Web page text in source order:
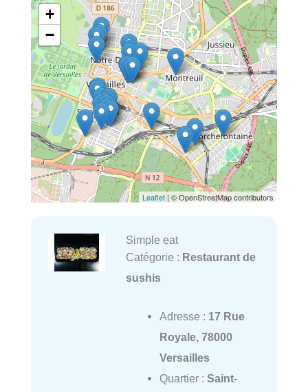
+
−
Leaflet| © OpenStreetMap contributors
Simple eat
Catégorie : Restaurant de
sushis
Adresse : 17 Rue
Royale, 78000
Versailles
Quartier : Saint-